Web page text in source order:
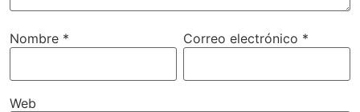
Nombre * Correo electrónico *
Web